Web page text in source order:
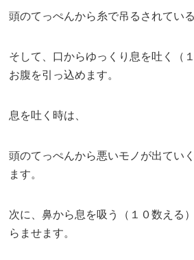
頭のてっぺんから糸で吊るされてい
そして、口からゆっくり息を吐く（
お腹を引っ込めます。
息を吐く時は、
頭のてっぺんから悪いモノが出てい
ます。
次に、鼻から息を吸う（１０数える
らませます。